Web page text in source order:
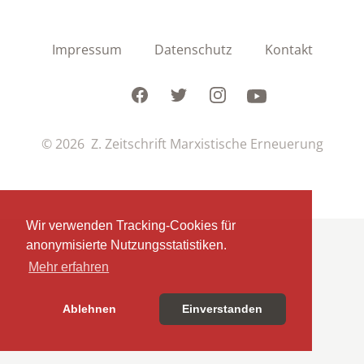
Wir verwenden Tracking-Cookies für
anonymisierte Nutzungsstatistiken.
Mehr erfahren
Ablehnen Einverstanden
Impressum Datenschutz Kontakt
FacebookTwitterInstagramYoutube
© 2026 Z. Zeitschrift Marxistische Erneuerung